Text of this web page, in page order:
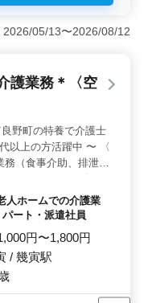
管理業務を担当し
して働ける環境で
ご応募ください。
務を担当します。
行いながら、建築
＜募集要項＞ 2級
で、建築施工管理
います。年収は400
給されます。週休2
ます。
05/13〜2026/08/12
護業務＊〈空
野町の特養で介護士
以上の方活躍中 〜 〈
務（食事介助、排泄介
考 〉 ・車通勤可能
らのご応募お待ちし
人ホームでの介護業
ート・派遣社員
円〜1,800円
/ 幾寅駅